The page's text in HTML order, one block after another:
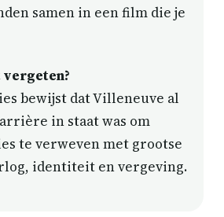
samen in een film die je
bewijst dat Villeneuve al
in staat was om
te verweven met grootse
identiteit en vergeving.